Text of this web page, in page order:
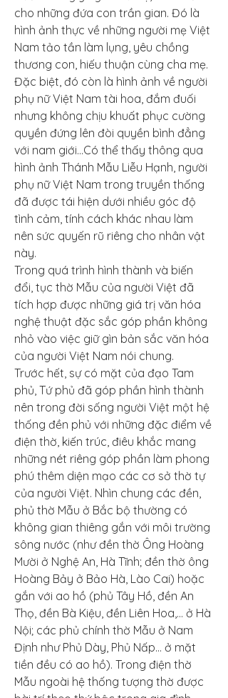
cho những đứa con trần gian. Đó là
hình ảnh thực về những người mẹ Việt
Nam tảo tần làm lụng, yêu chồng
thương con, hiếu thuận cùng cha mẹ.
Đặc biệt, đó còn là hình ảnh về người
phụ nữ Việt Nam tài hoa, đắm đuối
nhưng không chịu khuất phục cường
quyền đứng lên đòi quyền bình đẳng
với nam giới…Có thể thấy thông qua
hình ảnh Thánh Mẫu Liễu Hạnh, người
phụ nữ Việt Nam trong truyền thống
đã được tái hiện dưới nhiều góc độ
tình cảm, tính cách khác nhau làm
nên sức quyến rũ riêng cho nhân vật
này.
Trong quá trình hình thành và biến
đổi, tục thờ Mẫu của người Việt đã
tích hợp được những giá trị văn hóa
nghệ thuật đặc sắc góp phần không
nhỏ vào việc giữ gìn bản sắc văn hóa
của người Việt Nam nói chung.
Trước hết, sự có mặt của đạo Tam
phủ, Tứ phủ đã góp phần hình thành
nên trong đời sống người Việt một hệ
thống đền phủ với những đặc điểm về
điện thờ, kiến trúc, điêu khắc mang
những nét riêng góp phần làm phong
phú thêm diện mạo các cơ sở thờ tự
của người Việt. Nhìn chung các đền,
phủ thờ Mẫu ở Bắc bộ thường có
không gian thiêng gắn với môi trường
sông nước (như đền thờ Ông Hoàng
Mười ở Nghệ An, Hà Tĩnh; đền thờ ông
Hoàng Bảy ở Bảo Hà, Lào Cai) hoặc
gắn với ao hồ (phủ Tây Hồ, đền An
Thọ, đền Bà Kiệu, đền Liên Hoa,… ở Hà
Nội; các phủ chính thờ Mẫu ở Nam
Định như Phủ Dày, Phủ Nấp… ở mặt
tiền đều có ao hồ). Trong điện thờ
Mẫu ngoài hệ thống tượng thờ được